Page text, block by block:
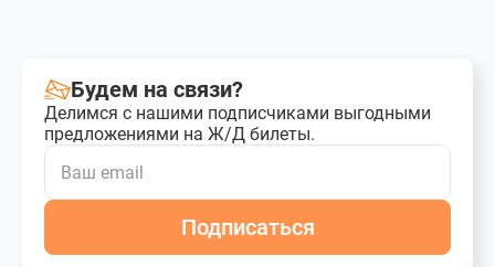
Будем на связи?
Делимся с нашими подписчиками выгодными
предложениями на Ж/Д билеты.
Подписаться